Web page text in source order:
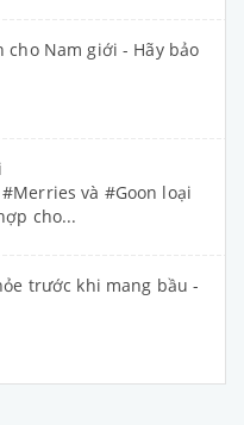
cho Nam giới - Hãy bảo
và #Goon loại
cho...
trước khi mang bầu -